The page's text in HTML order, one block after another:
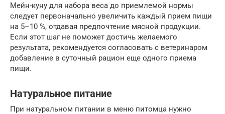
Мейн-куну для набора веса до приемлемой нормы
следует первоначально увеличить каждый прием пищи
на 5–10 %, отдавая предпочтение мясной продукции.
Если этот шаг не поможет достичь желаемого
результата, рекомендуется согласовать с ветеринаром
добавление в суточный рацион еще одного приема
пищи.
Натуральное питание
При натуральном питании в меню питомца нужно